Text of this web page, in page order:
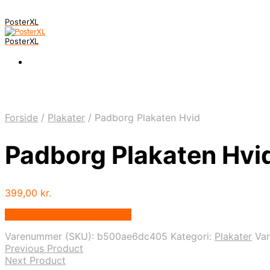
PosterXL
PosterXL
Forside / Plakater / Padborg Plakaten Hvid
Padborg Plakaten
399,00 kr.
Varenummer (SKU): b500ae6dc405 Kategori: Plakater
Previous Product
Next Product